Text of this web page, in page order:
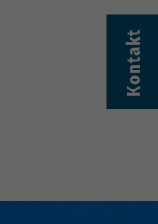
Kontakt